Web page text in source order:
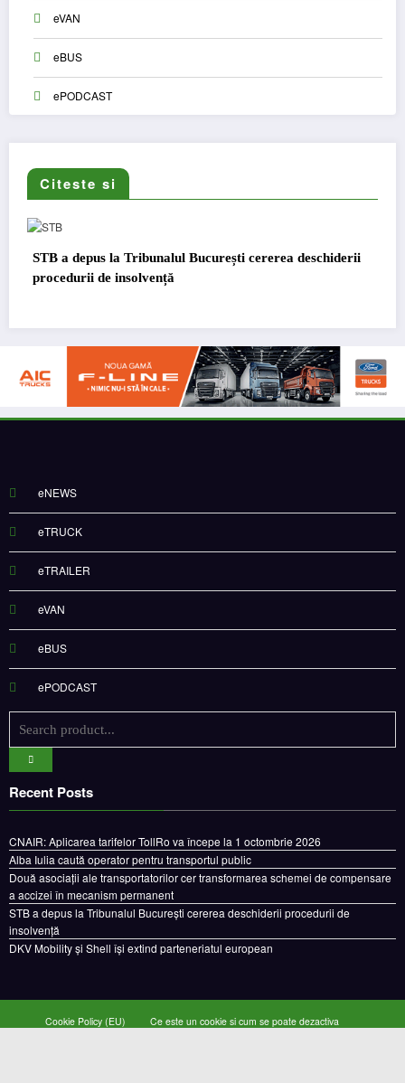
eVAN
eBUS
ePODCAST
Citeste si
cererea deschiderii DKV Mobility și Shell își extind
eTRUCK
eTRAILER
eVAN
eBUS
ePODCAST
Recent Posts
Alba Iulia caută operator pentru transportul public
Două asociații ale transportatorilor cer transformarea schemei de compensare
a accizei în mecanism permanent
STB a depus la Tribunalul București cererea deschiderii procedurii de
insolvență
DKV Mobility și Shell își extind parteneriatul european
Cookie Policy (EU)
Ce este un cookie si cum se poate dezactiva
Politica de confidentialitate
Despre noi